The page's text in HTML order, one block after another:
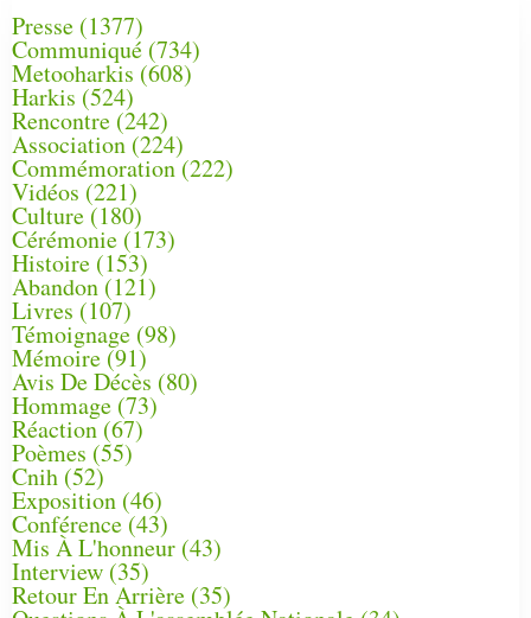
Presse (1377)
Communiqué (734)
Metooharkis (608)
Harkis (524)
Rencontre (242)
Association (224)
Commémoration(222)
Vidéos (221)
Culture(180)
Cérémonie (173)
Histoire (153)
Abandon(121)
Livres (107)
Témoignage (98)
Mémoire (91)
Avis De Décès (80)
Hommage (73)
Réaction(67)
Poèmes (55)
Cnih (52)
Exposition (46)
Conférence(43)
Mis À L'honneur (43)
Interview (35)
Retour En Arrière (35)